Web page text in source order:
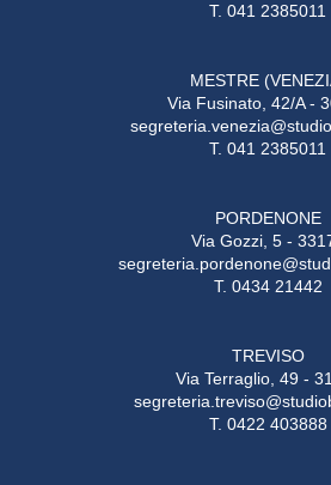
T. 041 2385011
MESTRE
Via Fusinato, 42/A -
T. 041 2385011
PORDENONE
Via Gozzi, 5 -
T. 0434 21442
TREVISO
Via Terraglio, 49 -
T. 0422 403888